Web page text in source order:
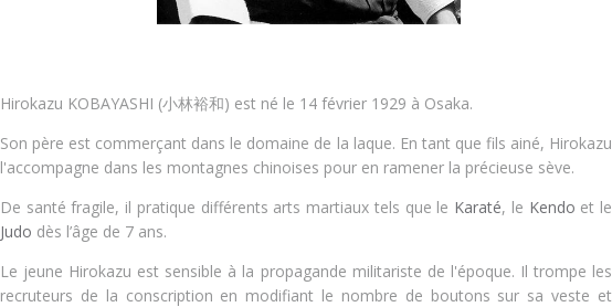
Hirokazu KOBAYASHI (小林裕和) est né le 14 février 1929 à Osaka.
Son père est commerçant dans le domaine de la laque. En tant que fils ainé, Hirokazu
l'accompagne dans les montagnes chinoises pour en ramener la précieuse sève.
De santé fragile, il pratique différents arts martiaux tels que le Karaté, le Kendo et le
Judo dès l’âge de 7 ans.
Le jeune Hirokazu est sensible à la propagande militariste de l'époque. Il trompe les
recruteurs de la conscription en modifiant le nombre de boutons sur sa veste et